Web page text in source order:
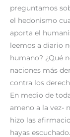
preguntamos
el hedonismo
aporta el
leemos a diario
humano? ¿Qué
naciones más
contra los
En medio de
ameno a la vez-
hizo las
hayas